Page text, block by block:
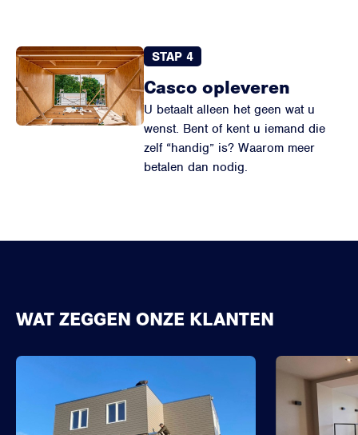
STAP 4
Casco opleveren
U betaalt alleen het geen wat u
wenst. Bent of kent u iemand die
zelf “handig” is? Waarom meer
betalen dan nodig.
WAT ZEGGEN ONZE KLANTEN